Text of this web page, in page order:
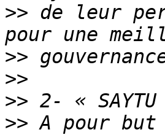
>> de leur
>>
>>
>>
>> A pour